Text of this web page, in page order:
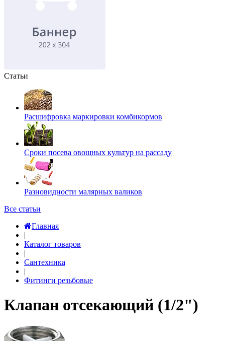
Статьи
Расшифровка маркировки комбикормов
Сроки посева овощных культур на рассаду
Разновидности малярных валиков
Все статьи
Главная
|
Каталог товаров
|
Сантехника
|
Фитинги резьбовые
Клапан отсекающий (1/2")